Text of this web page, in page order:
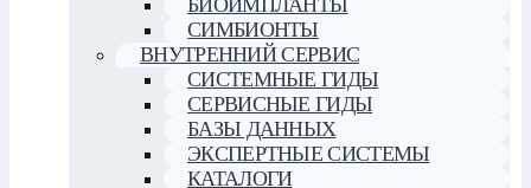
БИОИМПЛАНТЫ
СИМБИОНТЫ
ВНУТРЕННИЙ СЕРВИС
СИСТЕМНЫЕ ГИДЫ
СЕРВИСНЫЕ ГИДЫ
БАЗЫ ДАННЫХ
ЭКСПЕРТНЫЕ СИСТЕМЫ
КАТАЛОГИ